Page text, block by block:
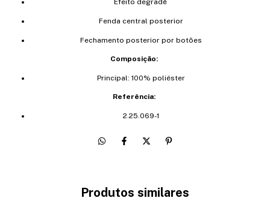
Fenda central posterior
Fechamento posterior por botões
Composição:
Principal: 100% poliéster
Referência:
2.25.069-1
Produtos similares